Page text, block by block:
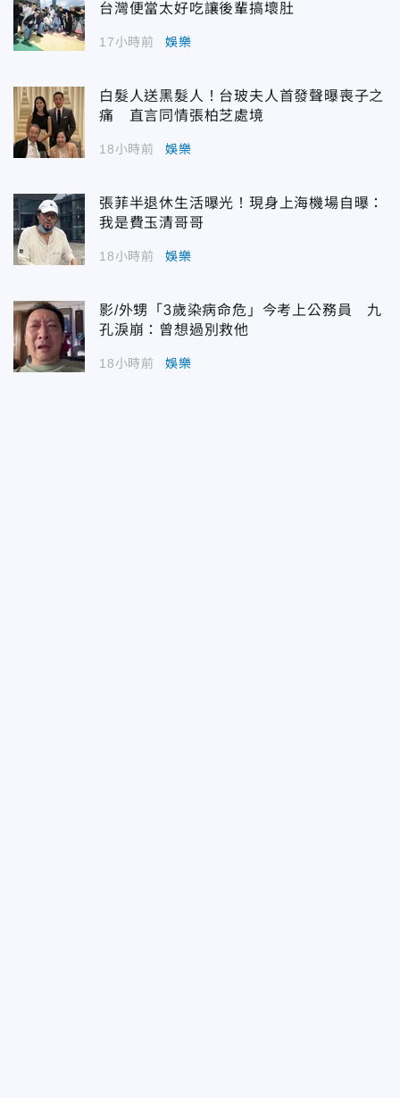
台灣便當太好吃讓後輩搞壞肚
17小時前 娛樂
白髮人送黑髮人！台玻夫人首發聲曝喪子之
痛 直言同情張柏芝處境
18小時前 娛樂
張菲半退休生活曝光！現身上海機場自曝：
我是費玉清哥哥
18小時前 娛樂
影/外甥「3歲染病命危」今考上公務員 九
孔淚崩：曾想過別救他
18小時前 娛樂